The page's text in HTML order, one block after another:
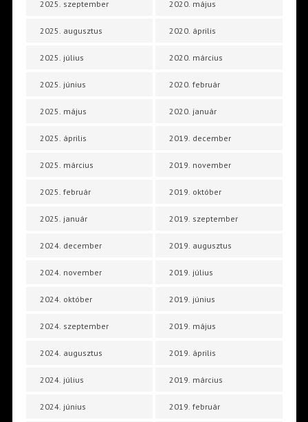
2025. szeptember
2025. augusztus
2025. július
2025. június
2025. május
2025. április
2025. március
2025. február
2025. január
2024. december
2024. november
2024. október
2024. szeptember
2024. augusztus
2024. július
2024. június
2020. május
2020. április
2020. március
2020. február
2020. január
2019. december
2019. november
2019. október
2019. szeptember
2019. augusztus
2019. július
2019. június
2019. május
2019. április
2019. március
2019. február